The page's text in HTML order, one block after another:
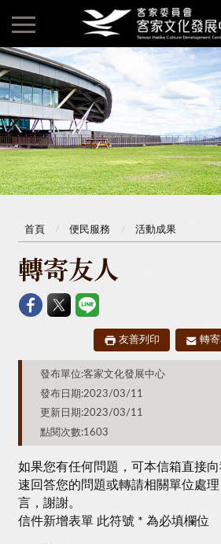
首頁 便民服務 活動成果
轉寄友人
友善列印 轉
發布單位:客家文化發展中心
發布日期:2023/03/11
更新日期:2023/03/11
點閱次數:1603
如果您有任何問題，可本信箱直接
速回答您的問題或轉請相關單位處
言，謝謝。
信件新增表單 此符號 * 為必填欄位